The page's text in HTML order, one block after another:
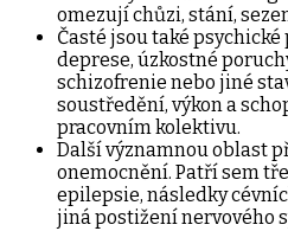
omezují chůzi, stání,
Časté jsou také
deprese, úzkostné
schizofrenie nebo jiné
soustředění, výkon a
pracovním kolektivu.
Další významnou oblast
onemocnění. Patří sem
epilepsie, následky
jiná postižení nervového